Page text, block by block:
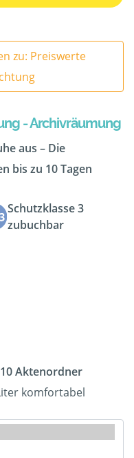
zu: Preiswerte
- Archivräumung
aus – Die
bis zu 10 Tagen
Schutzklasse 3
zubuchbar
Aktenordner
komfortabel